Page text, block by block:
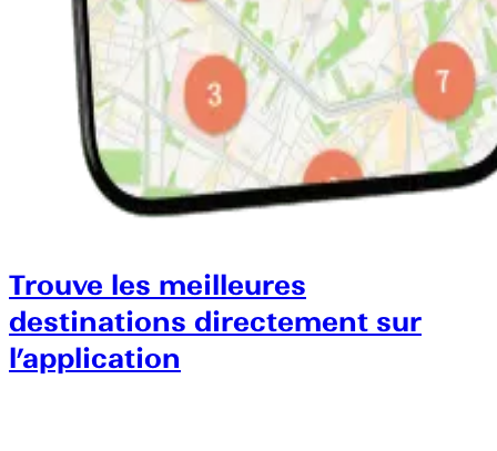
Trouve les meilleures
destinations directement sur
l’application